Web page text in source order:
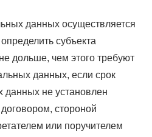
данных осуществляется
субъекта
дольше, чем этого требуют
данных, если срок
данных не установлен
стороной
или поручителем